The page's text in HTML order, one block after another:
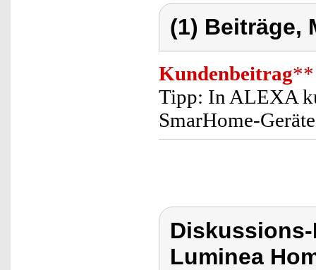
(1) Beiträge,
Kundenbeitrag**
Tipp: In ALEXA
SmarHome-
Luminea